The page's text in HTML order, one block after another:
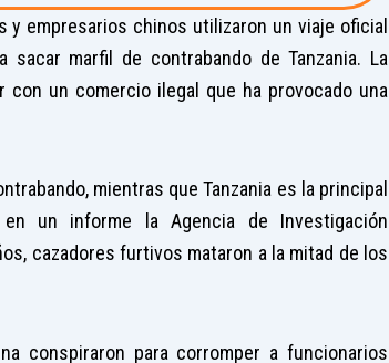
empresarios chinos utilizaron un viaje oficial
marfil de contrabando de Tanzania. La
un comercio ilegal que ha provocado una
mientras que Tanzania es la principal
un informe la Agencia de Investigación
cazadores furtivos mataron a la mitad de los
conspiraron para corromper a funcionarios